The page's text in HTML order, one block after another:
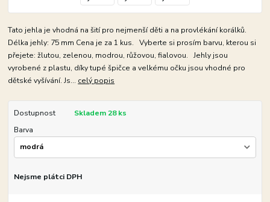
Tato jehla je vhodná na šití pro nejmenší děti a na provlékání korálků.
Délka jehly: 75 mm Cena je za 1 kus. Vyberte si prosím barvu, kterou si
přejete: žlutou, zelenou, modrou, růžovou, fialovou. Jehly jsou
vyrobené z plastu, díky tupé špičce a velkému očku jsou vhodné pro
dětské vyšívání. Js... celý popis
Dostupnost
Skladem 28 ks
Barva
Nejsme plátci DPH